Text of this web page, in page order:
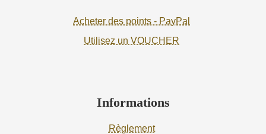
Acheter des points - PayPal
Utilisez un VOUCHER
Informations
Règlement